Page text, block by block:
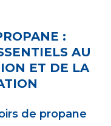
:
AU
ET DE LA
de propane